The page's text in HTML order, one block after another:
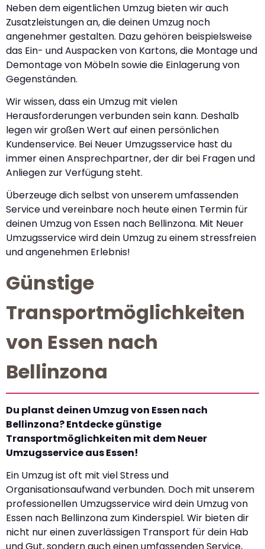
Neben dem eigentlichen Umzug bieten wir auch
Zusatzleistungen an, die deinen Umzug noch
angenehmer gestalten. Dazu gehören beispielsweise
das Ein- und Auspacken von Kartons, die Montage und
Demontage von Möbeln sowie die Einlagerung von
Gegenständen.
Wir wissen, dass ein Umzug mit vielen
Herausforderungen verbunden sein kann. Deshalb
legen wir großen Wert auf einen persönlichen
Kundenservice. Bei Neuer Umzugsservice hast du
immer einen Ansprechpartner, der dir bei Fragen und
Anliegen zur Verfügung steht.
Überzeuge dich selbst von unserem umfassenden
Service und vereinbare noch heute einen Termin für
deinen Umzug von Essen nach Bellinzona. Mit Neuer
Umzugsservice wird dein Umzug zu einem stressfreien
und angenehmen Erlebnis!
Günstige
Transportmöglichkeiten
von Essen nach
Bellinzona
Du planst deinen Umzug von Essen nach
Bellinzona? Entdecke günstige
Transportmöglichkeiten mit dem Neuer
Umzugsservice aus Essen!
Ein Umzug ist oft mit viel Stress und
Organisationsaufwand verbunden. Doch mit unserem
professionellen Umzugsservice wird dein Umzug von
Essen nach Bellinzona zum Kinderspiel. Wir bieten dir
nicht nur einen zuverlässigen Transport für dein Hab